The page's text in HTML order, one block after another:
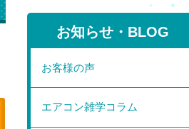
お知らせ・BLOG
お客様の声
エアコン雑学コラム